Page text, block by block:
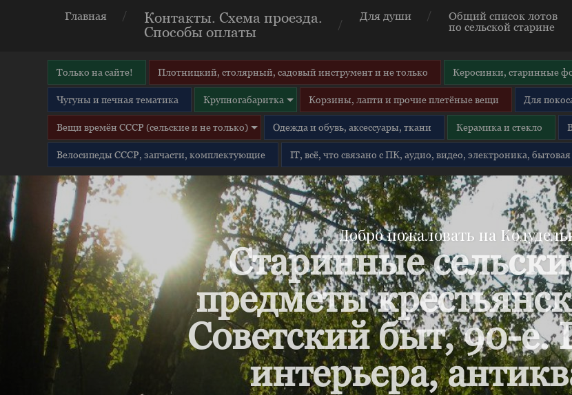
Главная
Контакты. Схема проезда.
Способы оплаты
Для души
Общий список лотов
по сельской старине
Только на сайте! Плотницкий, столярный, садовый инструмент и не только Керосинки, старинные
Чугуны и печная тематика Крупногабаритка Корзины, лапти и прочие плетёные вещи Для
Вещи времён СССР (сельские и не только) Одежда и обувь, аксессуары, ткани Керамика и стекло
Велосипеды СССР, запчасти, комплектующие IT, всё, что связано с ПК, аудио, видео, электроника,
Добро пожаловать на
Старинные
предметы
Советский быт, 90-е.
интерьера,